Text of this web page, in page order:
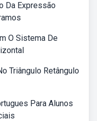
Da Expressão
O Sistema De
Triângulo Retângulo
Para Alunos